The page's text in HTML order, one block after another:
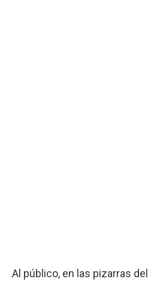
Al público, en las pizarras del